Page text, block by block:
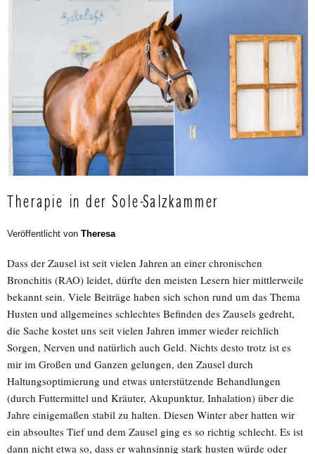
Therapie in der Sole-Salzkammer
Veröffentlicht von Theresa
Dass der Zausel ist seit vielen Jahren an einer chronischen
Bronchitis (RAO) leidet, dürfte den meisten Lesern hier mittlerweile
bekannt sein. Viele Beiträge haben sich schon rund um das Thema
Husten und allgemeines schlechtes Befinden des Zausels gedreht,
die Sache kostet uns seit vielen Jahren immer wieder reichlich
Sorgen, Nerven und natürlich auch Geld. Nichts desto trotz ist es
mir im Großen und Ganzen gelungen, den Zausel durch
Haltungsoptimierung und etwas unterstützende Behandlungen
(durch Futtermittel und Kräuter, Akupunktur, Inhalation) über die
Jahre einigemaßen stabil zu halten. Diesen Winter aber hatten wir
ein absoultes Tief und dem Zausel ging es so richtig schlecht. Es ist
dann nicht etwa so, dass er wahnsinnig stark husten würde oder